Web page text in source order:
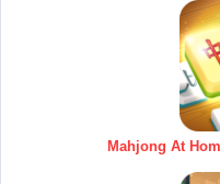
Mahjong At